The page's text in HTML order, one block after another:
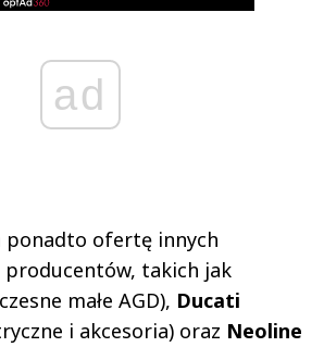
ad
ponadto ofertę innych
producentów, takich jak
małe AGD), Ducati
i akcesoria) oraz Neoline